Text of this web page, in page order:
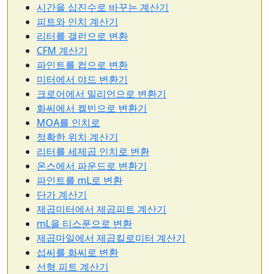
시간을 십진수로 바꾸는 계산기
피트와 인치 계산기
리터를 갤런으로 변환
CFM 계산기
파인트를 컵으로 변환
미터에서 야드 변환기
크로어에서 밀리언으로 변환기
화씨에서 켈빈으로 변환기
MOA를 인치로
정확한 위치 계산기
리터를 세제곱 인치로 변환
온스에서 파운드로 변환기
파인트를 mL로 변환
단가 계산기
제곱미터에서 제곱피트 계산기
mL을 티스푼으로 변환
제곱마일에서 제곱킬로미터 계산기
섭씨를 화씨로 변환
선형 피트 계산기